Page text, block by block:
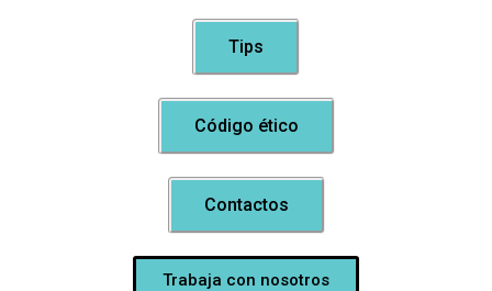
Tips
Código ético
Contactos
Trabaja con nosotros